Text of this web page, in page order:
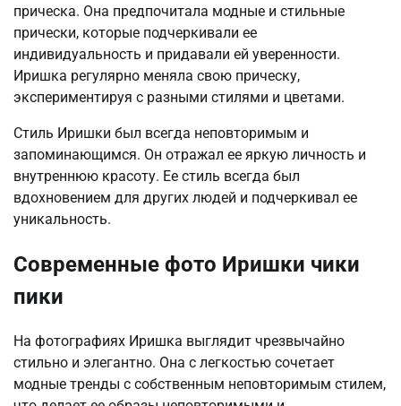
прическа. Она предпочитала модные и стильные
прически, которые подчеркивали ее
индивидуальность и придавали ей уверенности.
Иришка регулярно меняла свою прическу,
экспериментируя с разными стилями и цветами.
Стиль Иришки был всегда неповторимым и
запоминающимся. Он отражал ее яркую личность и
внутреннюю красоту. Ее стиль всегда был
вдохновением для других людей и подчеркивал ее
уникальность.
Современные фото Иришки чики
пики
На фотографиях Иришка выглядит чрезвычайно
стильно и элегантно. Она с легкостью сочетает
модные тренды с собственным неповторимым стилем,